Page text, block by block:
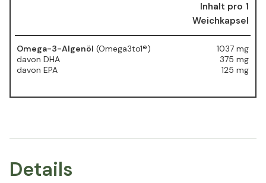
Inhalt pro 1
Weichkapsel
Omega-3-Algenöl (Omega3to1®)
davon DHA
davon EPA
1037 mg
375 mg
125 mg
Details